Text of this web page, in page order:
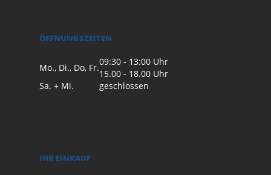
ÖFFNUNGSZEITEN
Mo., Di., Do, Fr.
09:30 - 13:00 Uhr
15.00 - 18.00 Uhr
Sa. + Mi.
geschlossen
IHR EINKAUF